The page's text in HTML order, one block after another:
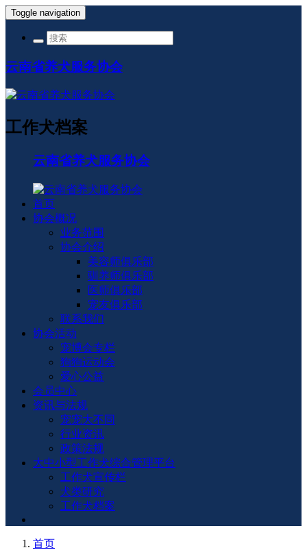
Toggle navigation
云南省养犬服务协会
工作犬档案
云南省养犬服务协会
首页
协会概况
业务范围
协会介绍
美容师俱乐部
驯养师俱乐部
医师俱乐部
宠友俱乐部
联系我们
协会活动
宠博会专栏
狗狗运动会
爱心公益
会员中心
资讯与法规
宠宠大不同
行业资讯
政策法规
大中小型工作犬综合管理平台
工作犬宣传栏
犬类研究
工作犬档案
首页